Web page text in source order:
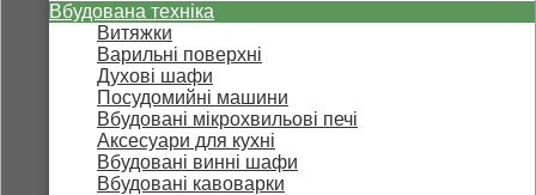
Вбудована техніка
Витяжки
Варильні поверхні
Духові шафи
Посудомийні машини
Вбудовані мікрохвильові печі
Аксесуари для кухні
Вбудовані винні шафи
Вбудовані кавоварки